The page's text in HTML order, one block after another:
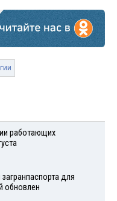
работающих
для
обновлен